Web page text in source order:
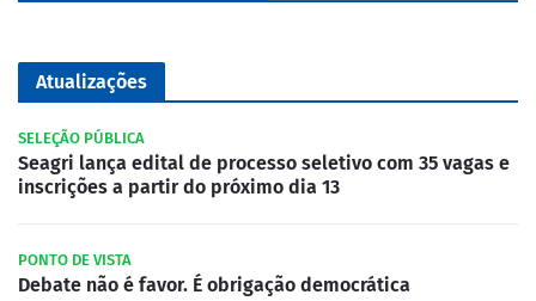
Atualizações
SELEÇÃO PÚBLICA
Seagri lança edital de processo seletivo com 35 vagas e
inscrições a partir do próximo dia 13
PONTO DE VISTA
Debate não é favor. É obrigação democrática